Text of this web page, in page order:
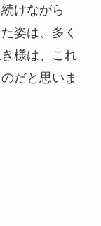
けながら
姿は、多く
様は、これ
だと思いま